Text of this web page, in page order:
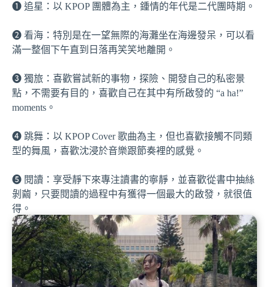
➊ 追星：以 KPOP 團體為主，鍾情的年代是二代團時期。
➋ 看海：特別是在一望無際的海灘坐在海邊發呆，可以看
滿一整個下午直到日落再笑笑地離開。
➌ 獨旅：喜歡嘗試新的事物，探險、開發自己的私密景
點，不需要有目的，喜歡自己在其中有所啟發的 “a ha!”
moments。
➍ 跳舞：以 KPOP Cover 歌曲為主，但也喜歡接觸不同類
型的舞風，喜歡沈浸於音樂跟節奏裡的感覺。
➎ 閱讀：享受靜下來專注讀書的寧靜，並喜歡從書中抽絲
剝繭，只要閱讀的過程中有獲得一個最大的啟發，就很值
得。